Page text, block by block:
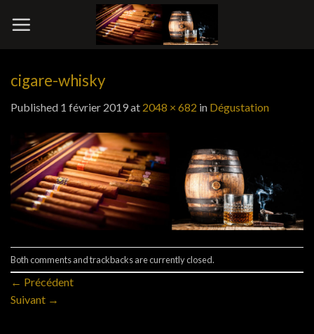
cigare-whisky
Published 1 février 2019at 2048 × 682 in Dégustation
Both comments and trackbacks are currently closed.
← Précédent
Suivant →